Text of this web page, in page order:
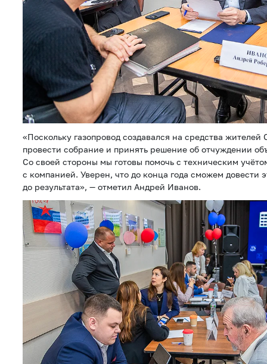
«Поскольку газопровод создавался на средства
провести собрание и принять решение об отчуждении
Со своей стороны мы готовы помочь с техническим
с компанией. Уверен, что до конца года сможем довести
до результата», — отметил Андрей Иванов.